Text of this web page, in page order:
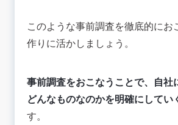
このような事前調査を徹底的にお
作りに活かしましょう。
事前調査をおこなうことで、自社
どんなものなのかを明確にしてい
す。